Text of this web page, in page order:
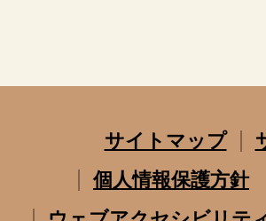
サイトマップ
個人情報保護方針